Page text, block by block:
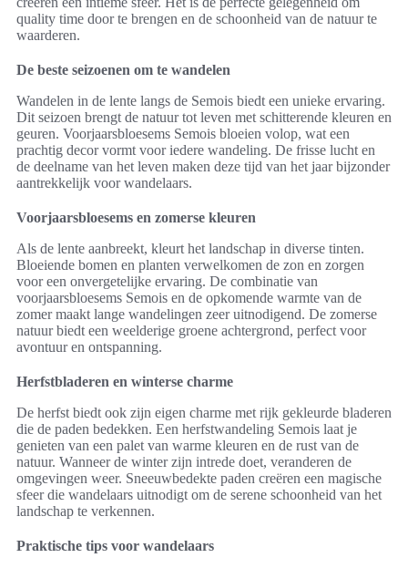
quality time door te brengen en de schoonheid van de natuur te
waarderen.
De beste seizoenen om te wandelen
Wandelen in de lente langs de Semois biedt een unieke ervaring.
Dit seizoen brengt de natuur tot leven met schitterende kleuren en
geuren. Voorjaarsbloesems Semois bloeien volop, wat een
prachtig decor vormt voor iedere wandeling. De frisse lucht en
de deelname van het leven maken deze tijd van het jaar bijzonder
aantrekkelijk voor wandelaars.
Voorjaarsbloesems en zomerse kleuren
Als de lente aanbreekt, kleurt het landschap in diverse tinten.
Bloeiende bomen en planten verwelkomen de zon en zorgen
voor een onvergetelijke ervaring. De combinatie van
voorjaarsbloesems Semois en de opkomende warmte van de
zomer maakt lange wandelingen zeer uitnodigend. De zomerse
natuur biedt een weelderige groene achtergrond, perfect voor
avontuur en ontspanning.
Herfstbladeren en winterse charme
De herfst biedt ook zijn eigen charme met rijk gekleurde bladeren
die de paden bedekken. Een herfstwandeling Semois laat je
genieten van een palet van warme kleuren en de rust van de
natuur. Wanneer de winter zijn intrede doet, veranderen de
omgevingen weer. Sneeuwbedekte paden creëren een magische
sfeer die wandelaars uitnodigt om de serene schoonheid van het
landschap te verkennen.
Praktische tips voor wandelaars